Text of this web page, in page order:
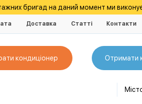
бригад на даний момент ми
Доставка Статті Контакти
кондиціонер Отримати